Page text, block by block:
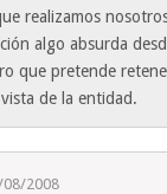
realizamos
algo absurda
que pretende
de la entidad.
08/2008